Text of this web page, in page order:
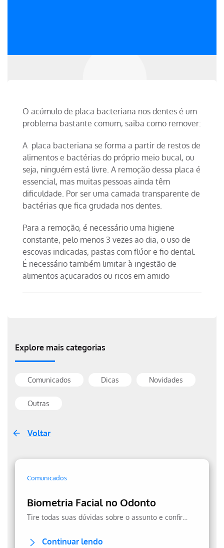
O acúmulo de placa bacteriana nos dentes é um
problema bastante comum, saiba como remover:
A placa bacteriana se forma a partir de restos de
alimentos e bactérias do próprio meio bucal, ou
seja, ninguém está livre. A remoção dessa placa é
essencial, mas muitas pessoas ainda têm
dificuldade. Por ser uma camada transparente de
bactérias que fica grudada nos dentes.
Para a remoção, é necessário uma higiene
constante, pelo menos 3 vezes ao dia, o uso de
escovas indicadas, pastas com flúor e fio dental.
É necessário também limitar à ingestão de
alimentos açucarados ou ricos em amido
Explore mais categorias
Comunicados Dicas Novidades
Outras
Voltar
Comunicados
Biometria Facial no Odonto
Continuar lendo